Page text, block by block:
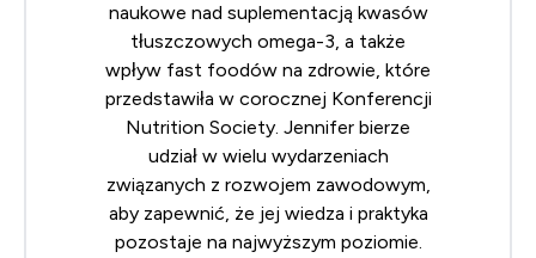
naukowe nad suplementacją kwasów
tłuszczowych omega-3, a także
wpływ fast foodów na zdrowie, które
przedstawiła w corocznej Konferencji
Nutrition Society . Jennifer bierze
udział w wielu wydarzeniach
związanych z rozwojem zawodowym,
aby zapewnić, że jej wiedza i praktyka
pozostaje na najwyższym poziomie.